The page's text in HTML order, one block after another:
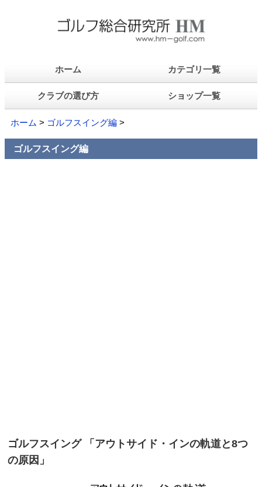
ホーム カテゴリ一覧
クラブの選び方 ショップ一覧
ホーム > ゴルフスイング編 >
ゴルフスイング編
ゴルフスイング 「アウトサイド・インの軌道と8つ
の原因」